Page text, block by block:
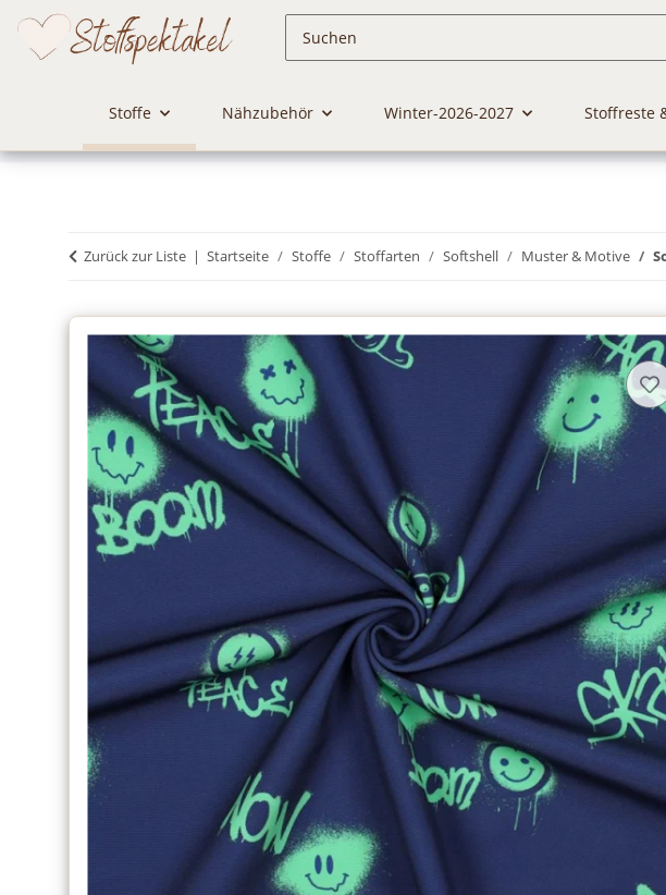
Stoffe Nähzubehör Winter-2026-2027 Stoffreste
Zurück zur Liste Startseite Stoffe Stoffarten Softshell Muster & Motive